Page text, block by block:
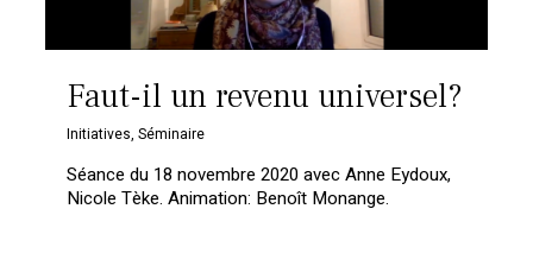
Faut-il un revenu universel?
Initiatives,Séminaire
Séance du 18 novembre 2020 avec Anne Eydoux,
Nicole Tèke. Animation: Benoît Monange.